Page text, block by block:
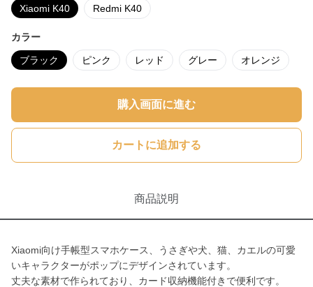
Xiaomi K40 Redmi K40
カラー
ブラック ピンク レッド グレー オレンジ
購入画面に進む
カートに追加する
商品説明
Xiaomi向け手帳型スマホケース、うさぎや犬、猫、カエルの可愛
いキャラクターがポップにデザインされています。
丈夫な素材で作られており、カード収納機能付きで便利です。